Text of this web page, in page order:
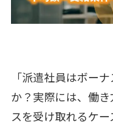
「派遣社員はボー
か？実際には、働
スを受け取れるケー